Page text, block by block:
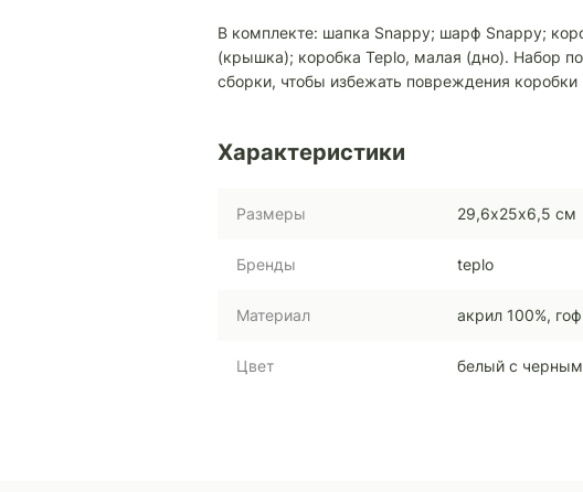
В комплекте: шапка Snappy; шарф Snappy;
(крышка); коробка Teplo, малая (дно). Набор
сборки, чтобы избежать повреждения коробки
Характеристики
Размеры 29,6х25х6,5 см
Бренды teplo
Материал акрил 100%,
Цвет белый с черным